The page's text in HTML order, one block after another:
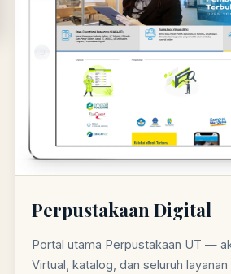
Perpustakaan Digital
Portal utama Perpustakaan UT —
Virtual, katalog, dan seluruh layanan
NARA
LIBRARY NAVIGASI AKSES
REFERENSI AKADEMIK
PUSTAKAWAN DIGITAL UT ·